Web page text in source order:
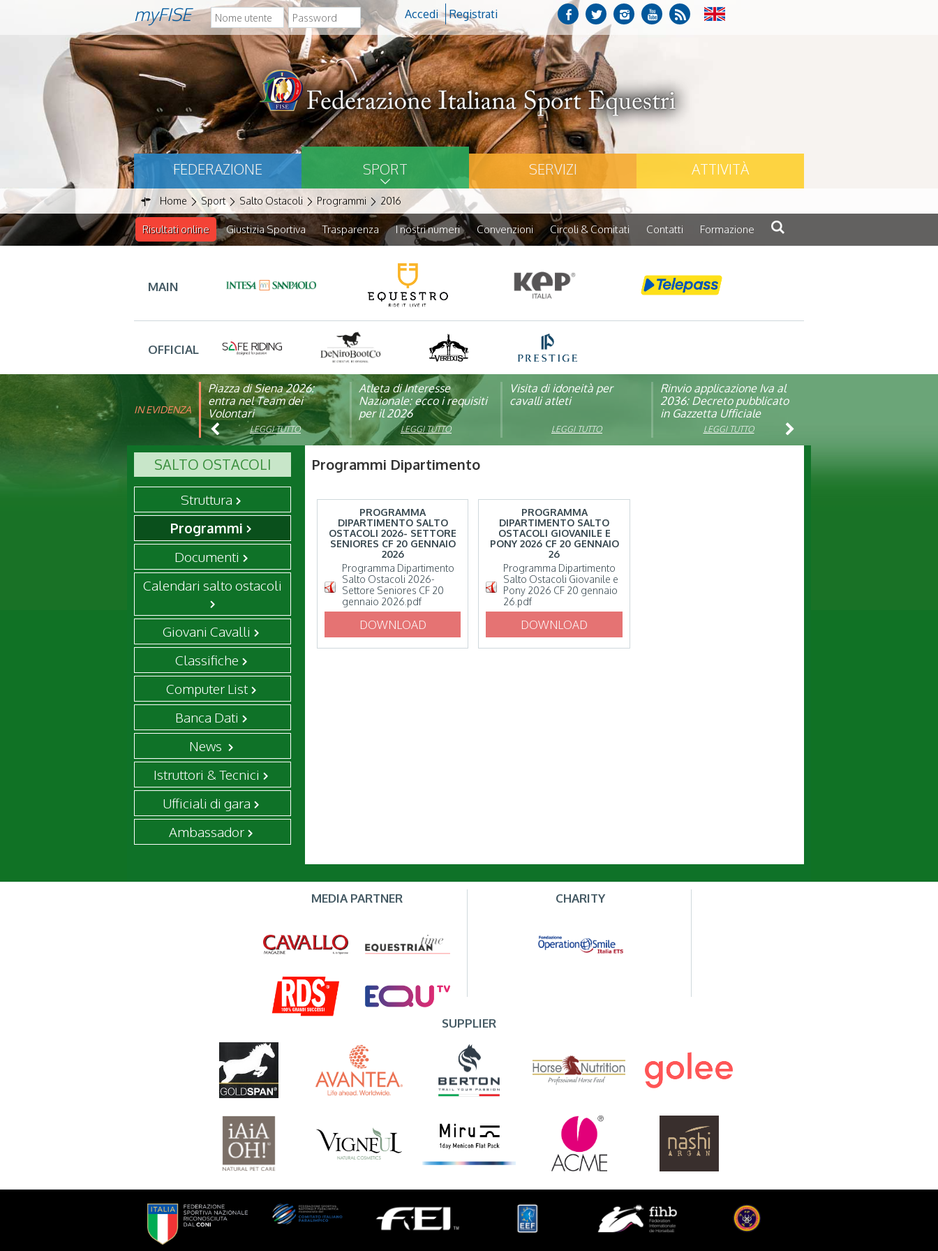
myFISE Accedi Registrati
FEDERAZIONE SPORT SERVIZI ATTIVITÀ
Home Sport Salto Ostacoli Programmi 2016
Risultati online Giustizia Sportiva Trasparenza I nostri numeri Convenzioni Circoli & Comitati Contatti Formazione
MAIN
OFFICIAL
IN EVIDENZA
Piazza di Siena 2026:
entra nel Team dei
Volontari
LEGGI TUTTO
Atleta di Interesse
Nazionale: ecco i requisiti
per il 2026
LEGGI TUTTO
Visita di idoneità per
cavalli atleti
LEGGI TUTTO
Rinvio applicazione Iva al
2036: Decreto pubblicato
in Gazzetta Ufficiale
LEGGI TUTTO
FISE: aperta la Campagna
affiliazione 2026
LEGGI TUTTO
Natale con la FISE: al via
la nona edizione
dell’iniziativa solidale della
Federazione Italiana Sport
Equestri
LEGGI TUTTO
Studente Atleta di alto
livello: pubblicato il bando
2025/2026LEGGI TUTTO
Visita veterinaria annuale
LEGGI TUTTO
SALTO OSTACOLI
Struttura
Programmi
Documenti
Calendari salto ostacoli
Giovani Cavalli
Classifiche
Computer List
Banca Dati
News
Istruttori & Tecnici
Ufficiali di gara
Ambassador
Programmi Dipartimento
PROGRAMMA
DIPARTIMENTO SALTO
OSTACOLI 2026- SETTORE
SENIORES CF 20 GENNAIO
2026
Programma Dipartimento
Salto Ostacoli 2026-
Settore Seniores CF 20
gennaio 2026.pdf
DOWNLOAD
PROGRAMMA
DIPARTIMENTO SALTO
OSTACOLI GIOVANILE E
PONY 2026 CF 20 GENNAIO
26
Programma Dipartimento
Salto Ostacoli Giovanile e
Pony 2026 CF 20 gennaio
26.pdf
DOWNLOAD
MEDIA PARTNER CHARITY
SUPPLIER